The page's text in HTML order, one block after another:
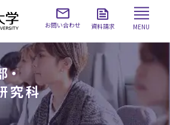
お問い合わせ 資料請求 MENU
・
究科